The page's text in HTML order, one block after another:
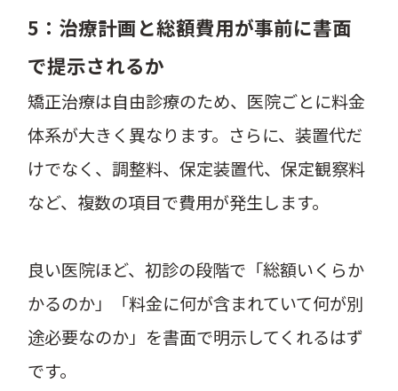
5：治療計画と総額費用が事前に書面
で提示されるか
矯正治療は自由診療のため、医院ごとに料金
体系が大きく異なります。さらに、装置代だ
けでなく、調整料、保定装置代、保定観察料
など、複数の項目で費用が発生します。
良い医院ほど、初診の段階で「総額いくらか
かるのか」「料金に何が含まれていて何が別
途必要なのか」を書面で明示してくれるはず
です。